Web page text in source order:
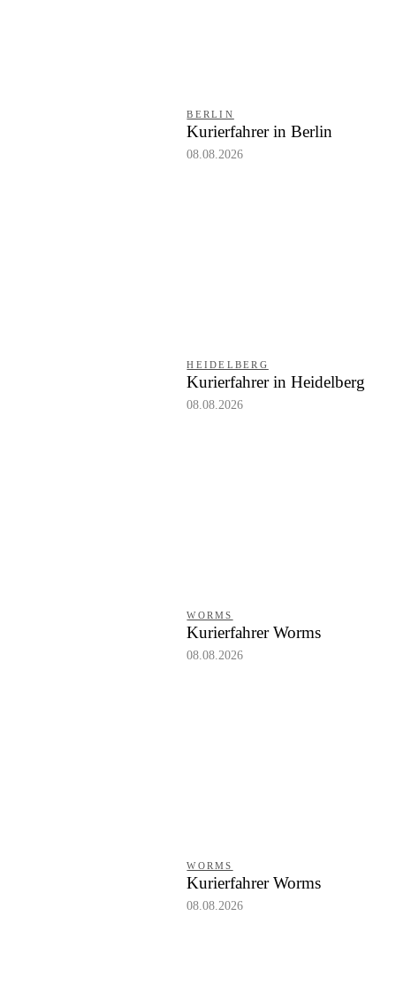
BERLIN
Kurierfahrer in Berlin
08.08.2026
HEIDELBERG
Kurierfahrer in Heidelberg
08.08.2026
WORMS
Kurierfahrer Worms
08.08.2026
WORMS
Kurierfahrer Worms
08.08.2026